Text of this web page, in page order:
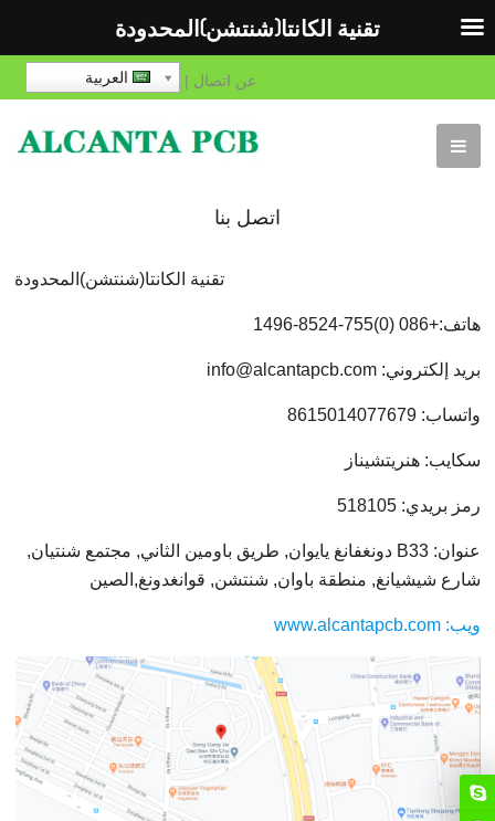
عن اتصال | العربية
اتصل بنا
تقنية الكانتا(شنتشن)المحدودة
هاتف:+086 (0)755-8524-1496
بريد إلكتروني: info@alcantapcb.com
واتساب: 8615014077679
سكايب: هنريتشيناز
رمز بريدي: 518105
عنوان: B33 دونغفانغ يايوان, طريق باومين الثاني, مجتمع شنتيان,
شارع شيشيانغ, منطقة باوان, شنتشن, قوانغدونغ,الصين
ويب: www.alcantapcb.com
تقنية الكانتا(شنتشن)المحدودة